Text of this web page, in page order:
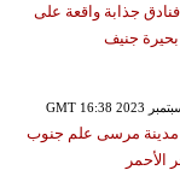
إقامة مترفة في 3 فنادق جذابة واقعة على
جنيف
مرسى علم جنوب
الأحمر